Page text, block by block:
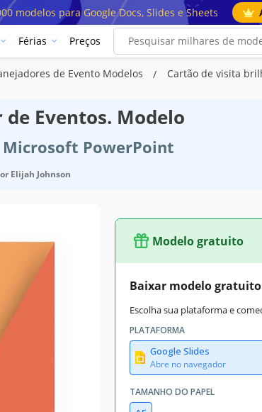
modelos para Google Docs, Slides e Sheets
Férias Preços
de Evento Modelos Cartão de visita
Eventos. Modelo
Microsoft PowerPoint
Elijah Johnson
Modelo gratuito
Baixar modelo gratuito
Escolha sua plataforma e
PLATAFORMA
Google Slides
Abre no navegador
TAMANHO DO PAPEL